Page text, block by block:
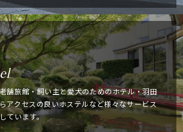
舗旅館・飼い主と愛犬のためのホテル・羽田
アクセスの良いホステルなど様々なサービス
ています。